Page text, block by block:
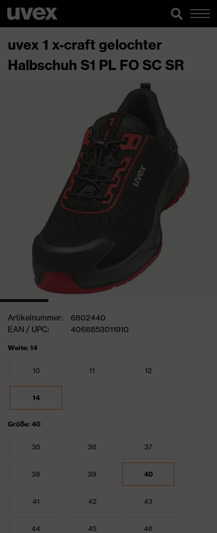
uvex 1 x-craft gelochter
Halbschuh S1 PL FO SC SR
Artikelnummer:
6802440
EAN / UPC:
4066853011910
Weite: 14
10 11 12
14
Größe: 40
35 36 37
38 39 40
41 42 43
44 45 46